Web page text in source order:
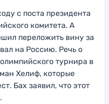
с поста президента
комитета. А
переложить вину за
на Россию. Речь о
олимпийского турнира в
Хелиф, которые
Бах заявил, что этот